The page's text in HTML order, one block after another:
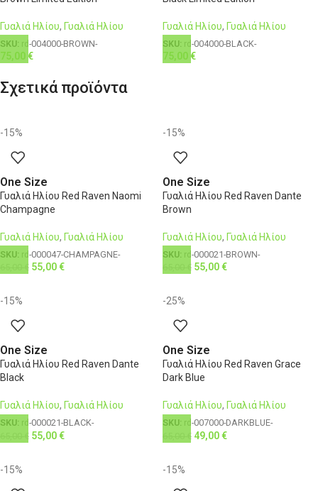
Γυαλιά Ηλίου, Γυαλιά Ηλίου
SKU: rd-004000-BROWN-
75,00 €
Γυαλιά Ηλίου, Γυαλιά Ηλίου
SKU: rd-004000-BLACK-
75,00 €
Σχετικά προϊόντα
-15%
One Size
Γυαλιά Ηλίου Red Raven Naomi
Champagne
Γυαλιά Ηλίου, Γυαλιά Ηλίου
SKU: rd-000047-CHAMPAGNE-
€ 55,00€
-15%
One Size
Γυαλιά Ηλίου Red Raven Dante
Brown
Γυαλιά Ηλίου, Γυαλιά Ηλίου
SKU: rd-000021-BROWN-
€ 55,00€
-15%
One Size
Γυαλιά Ηλίου Red Raven Dante
Black
Γυαλιά Ηλίου, Γυαλιά Ηλίου
SKU: rd-000021-BLACK-
€ 55,00€
-25%
One Size
Γυαλιά Ηλίου Red Raven Grace
Dark Blue
Γυαλιά Ηλίου, Γυαλιά Ηλίου
SKU: rd-007000-DARKBLUE-
€ 49,00€
-15% -15%